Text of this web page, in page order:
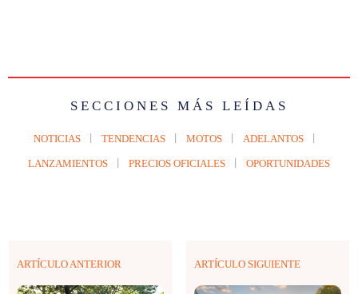
SECCIONES MÁS LEÍDAS
NOTICIAS TENDENCIAS MOTOS ADELANTOS
LANZAMIENTOS PRECIOS OFICIALES OPORTUNIDADES
ARTÍCULO ANTERIOR ARTÍCULO SIGUIENTE